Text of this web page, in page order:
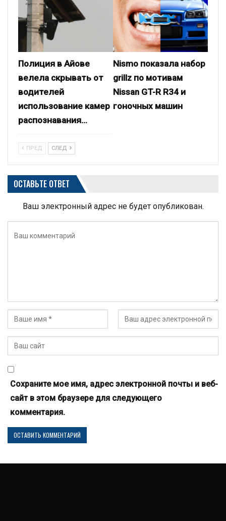
Полиция в Айове
велела скрывать от
водителей
использование камер
распознавания…
Nismo показала набор
grillz по мотивам
Nissan GT-R R34 и
гоночных машин
ПРЕД СЛЕД
ОСТАВЬТЕ ОТВЕТ
Ваш электронный адрес не будет опубликован.
Сохраните мое имя, адрес электронной почты и веб-
сайт в этом браузере для следующего
комментария.